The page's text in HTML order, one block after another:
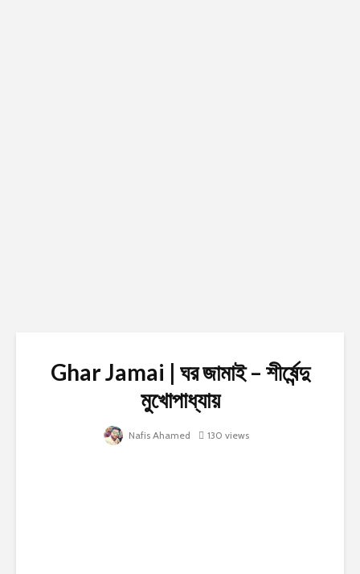
Ghar Jamai | ঘর জামাই – শীর্ষেন্দু
মুখোপাধ্যায়
Nafis Ahamed 130 views